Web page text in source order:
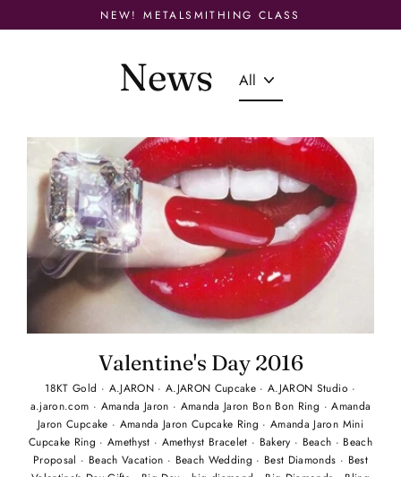
to
NEW! METALSMITHING CLASS
News
Valentine's Day 2016
18KT Gold · A.JARON · A.JARON Cupcake ·A.JARON Studio ·
a.jaron.com · Amanda Jaron · Amanda Jaron Bon Bon Ring ·Amanda
Jaron Cupcake · Amanda Jaron Cupcake Ring ·Amanda Jaron Mini
Cupcake Ring ·Amethyst · Amethyst Bracelet · Bakery · Beach · Beach
Proposal · Beach Vacation · Beach Wedding · Best Diamonds · Best